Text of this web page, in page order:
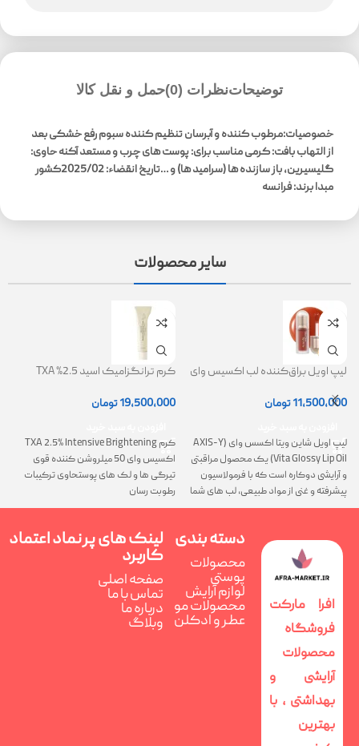
توضیحاتنظرات (0) حمل و نقل کالا
خصوصیات:مرطوب کننده و آبرسانتنظیم کننده سبوم رفع خشکی بعد
از التهاب بافت: کرمیمناسب برای: پوست های چرب و مستعد آکنهحاوی:
گلیسیرین، باز سازنده ها (سرامید ها) و …تاریخ انقضاء: 2025/02کشور
مبدا برند: فرانسه
سایر محصولات
لیپ اویل براق‌کننده لب اکسیس وای
11,500,000تومان
لیپ اویل شاین ویتا اکسس وای (AXIS-Y
Vita Glossy Lip Oil) یک محصول مراقبتی
و آرایشی دوکاره است که با فرمولاسیون
پیشرفته و غنی از مواد طبیعی، لب های شما
را همزمان ترمیم، تغذیه و فوق العاده
کرم ترانگزامیک اسید 2.5% TXA
19,500,000تومان
کرم TXA 2.5% Intensive Brightening
اکسیس وای 50 میلروشن کننده قوی
تیرگی ها و لک های پوستحاوی ترکیبات
رطوبت رسان
افرا مارکت
فروشگاه
محصولات
آرایشی و
بهداشتی ، با
بهترین
دسته بندی
محصولات
پوستی
لوازم آرایش
محصولات مو
عطر و ادکلن
لینک های پر
کاربرد
صفحه اصلی
تماس با ما
درباره ما
وبلاگ
نماد اعتماد